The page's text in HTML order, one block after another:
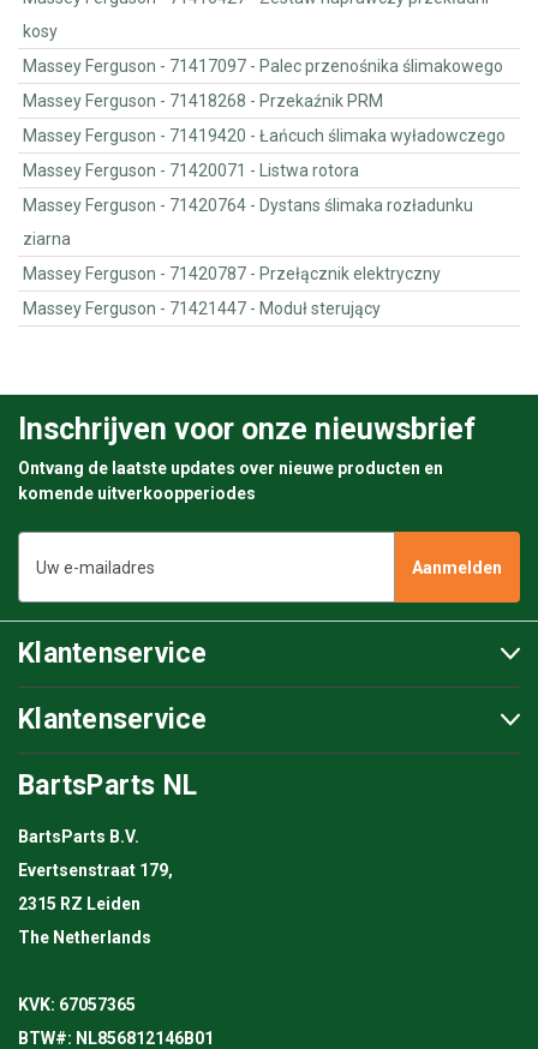
kosy
Massey Ferguson - 71417097 - Palec przenośnika ślimakowego
Massey Ferguson - 71418268 - Przekaźnik PRM
Massey Ferguson - 71419420 - Łańcuch ślimaka wyładowczego
Massey Ferguson - 71420071 - Listwa rotora
Massey Ferguson - 71420764 - Dystans ślimaka rozładunku
ziarna
Massey Ferguson - 71420787 - Przełącznik elektryczny
Massey Ferguson - 71421447 - Moduł sterujący
Inschrijven voor onze nieuwsbrief
Ontvang de laatste updates over nieuwe producten en
komende uitverkoopperiodes
mailadres
Klantenservice
Klantenservice
BartsParts NL
BartsParts B.V.
Evertsenstraat 179,
2315 RZ Leiden
The Netherlands
KVK: 67057365
BTW#: NL856812146B01